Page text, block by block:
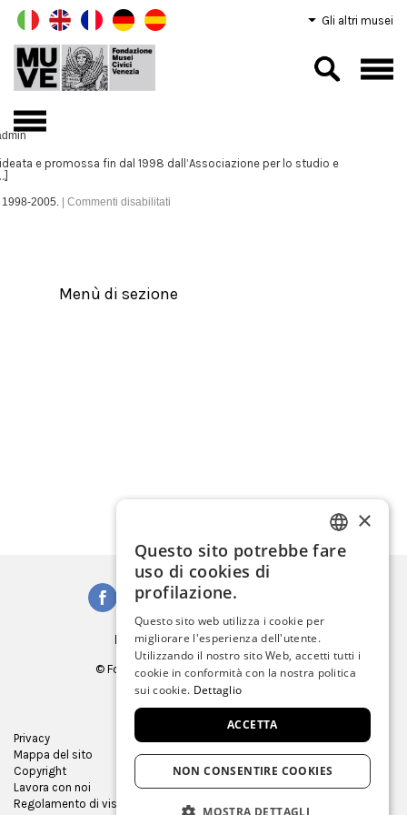
Gli altri musei
ideata e promossa fin dal 1998 dall’Associazione per lo studio e
1998-2005. Commenti disabilitati
Menù di sezione
Iscriviti alla Newsletter
© Fondazione Musei Civici di Venezia
C.F. e P.IVA 03842230272
Privacy
Mappa del sito
Copyright
Lavora con noi
Regolamento di visita
Virtual tour
Gare e appalti
Museum Store
ITALIAN
GERMAN
FRENCH
×
Questo sito potrebbe fare
uso di cookies di
profilazione.
Questo sito web utilizza i cookie per
migliorare l'esperienza dell'utente.
Utilizzando il nostro sito Web, accetti tutti i
cookie in conformità con la nostra politica
sui cookie. Dettaglio
ACCETTA
NON CONSENTIRE COOKIES
MOSTRA DETTAGLI